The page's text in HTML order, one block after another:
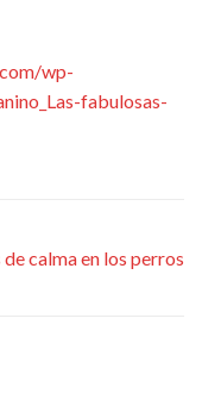
wp-
fabulosas-
de calma en los perros